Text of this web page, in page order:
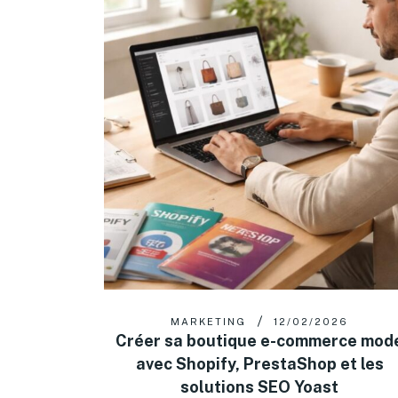
MARKETING 12/02/2026
Créer sa boutique e-commerce
avec Shopify, PrestaShop et les
solutions SEO Yoast